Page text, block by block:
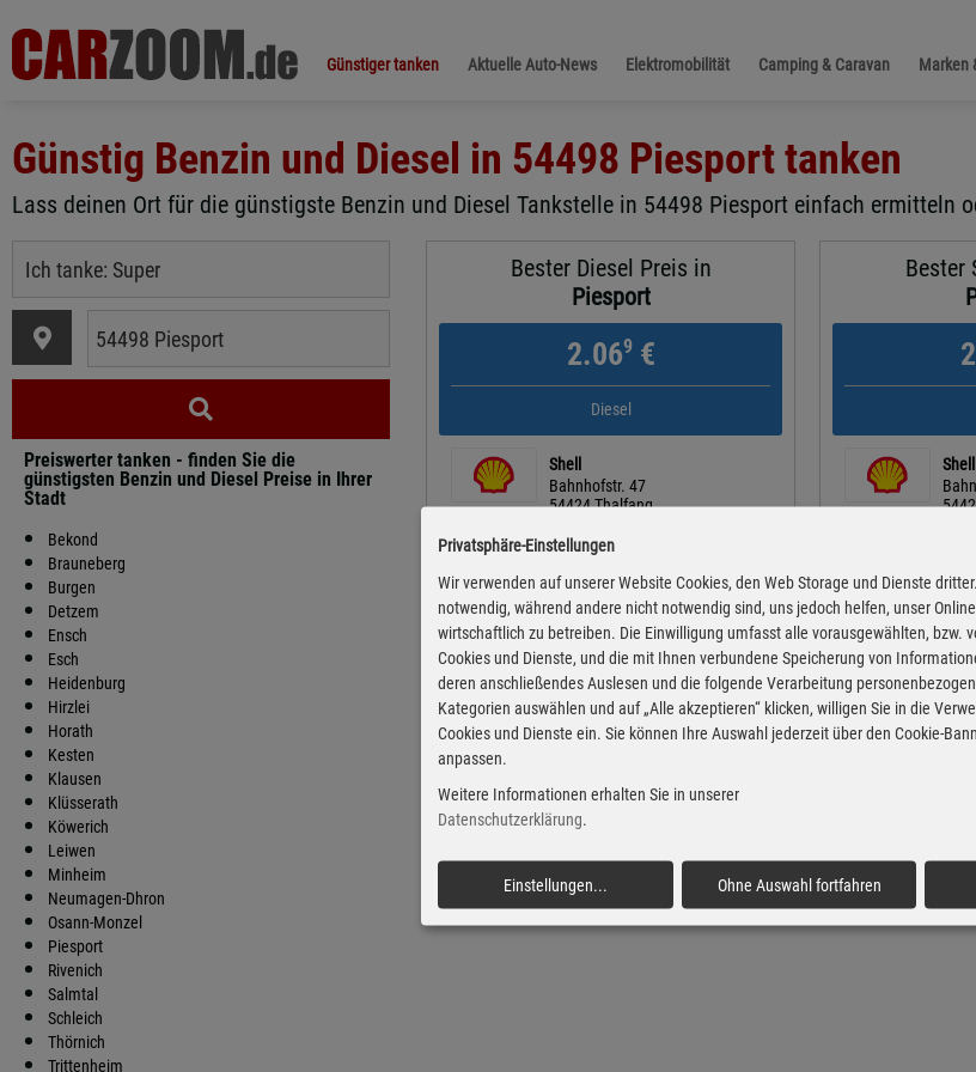
Günstiger tanken Aktuelle Auto-News Elektromobilität Camping & Caravan Marken
Günstig Benzin und Diesel in 54498 Piesporttanken
Lass deinen Ort für die günstigste Benzin und Diesel Tankstelle in 54498 Piesport einfach ermitteln
Preiswerter tanken - finden Sie die
günstigsten Benzin und Diesel Preise in Ihrer
Stadt
Bekond
Brauneberg
Burgen
Detzem
Ensch
Esch
Heidenburg
Hirzlei
Horath
Kesten
Klausen
Klüsserath
Köwerich
Leiwen
Minheim
Neumagen-Dhron
Osann-Monzel
Piesport
Rivenich
Salmtal
Schleich
Thörnich
Trittenheim
Bester Diesel Preis in
Piesport
2.069€
Diesel
Shell
Bahnhofstr. 47
54424 Thalfang
Diesel Preise in Piesport
Bester
Shell
Privatsphäre-Einstellungen
Wir verwenden auf unserer Website Cookies, den Web Storage und Dienste
notwendig, während andere nicht notwendig sind, uns jedoch helfen, unser
wirtschaftlich zu betreiben. Die Einwilligung umfasst alle vorausgewählten, bzw.
Cookies und Dienste, und die mit Ihnen verbundene Speicherung von
deren anschließendes Auslesen und die folgende Verarbeitung
Kategorien auswählen und auf „Alle akzeptieren“ klicken, willigen Sie in die
Cookies und Dienste ein. Sie können Ihre Auswahl jederzeit über den Cookie-
anpassen.
Weitere Informationen erhalten Sie in unserer
Datenschutzerklärung.
Einstellungen... Ohne Auswahl fortfahren